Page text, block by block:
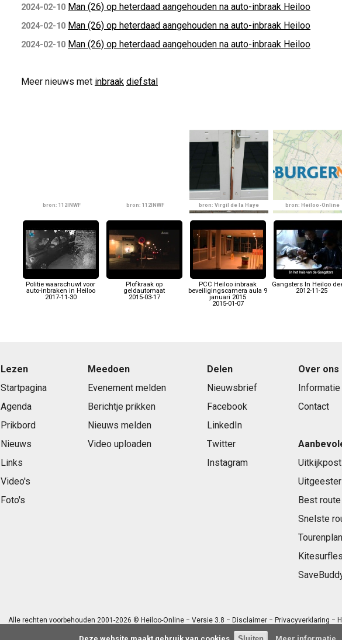
2024-02-10 Man (26) op heterdaad aangehouden na auto-inbraak Heiloo
2024-02-10 Man (26) op heterdaad aangehouden na auto-inbraak Heiloo
2024-02-10 Man (26) op heterdaad aangehouden na auto-inbraak Heiloo
Meer nieuws met inbraak diefstal
bron: 112INWF bron: 112INWF bron: Virgil de la Haye bron: Heiloo-Online
Politie waarschuwt voor
auto-inbraken in Heiloo
2017-11-30
Plofkraak op
geldautomaat
2015-03-17
PCC Heiloo inbraak
beveiligingscamera aula 9
januari 2015
2015-01-07
Gangsters In Heiloo
2012-11-25
Lezen
Startpagina
Agenda
Prikbord
Nieuws
Links
Video's
Foto's
Meedoen
Evenement melden
Berichtje prikken
Nieuws melden
Video uploaden
Delen
Nieuwsbrief
Facebook
LinkedIn
Twitter
Instagram
Over ons
Informatie
Contact
Uitkijkpost
Uitgeester
Best
Snelste
Alle rechten voorbehouden 2001-2026 © Heiloo-Online − Versie 3.8 − Disclaimer− Privacyverklaring −